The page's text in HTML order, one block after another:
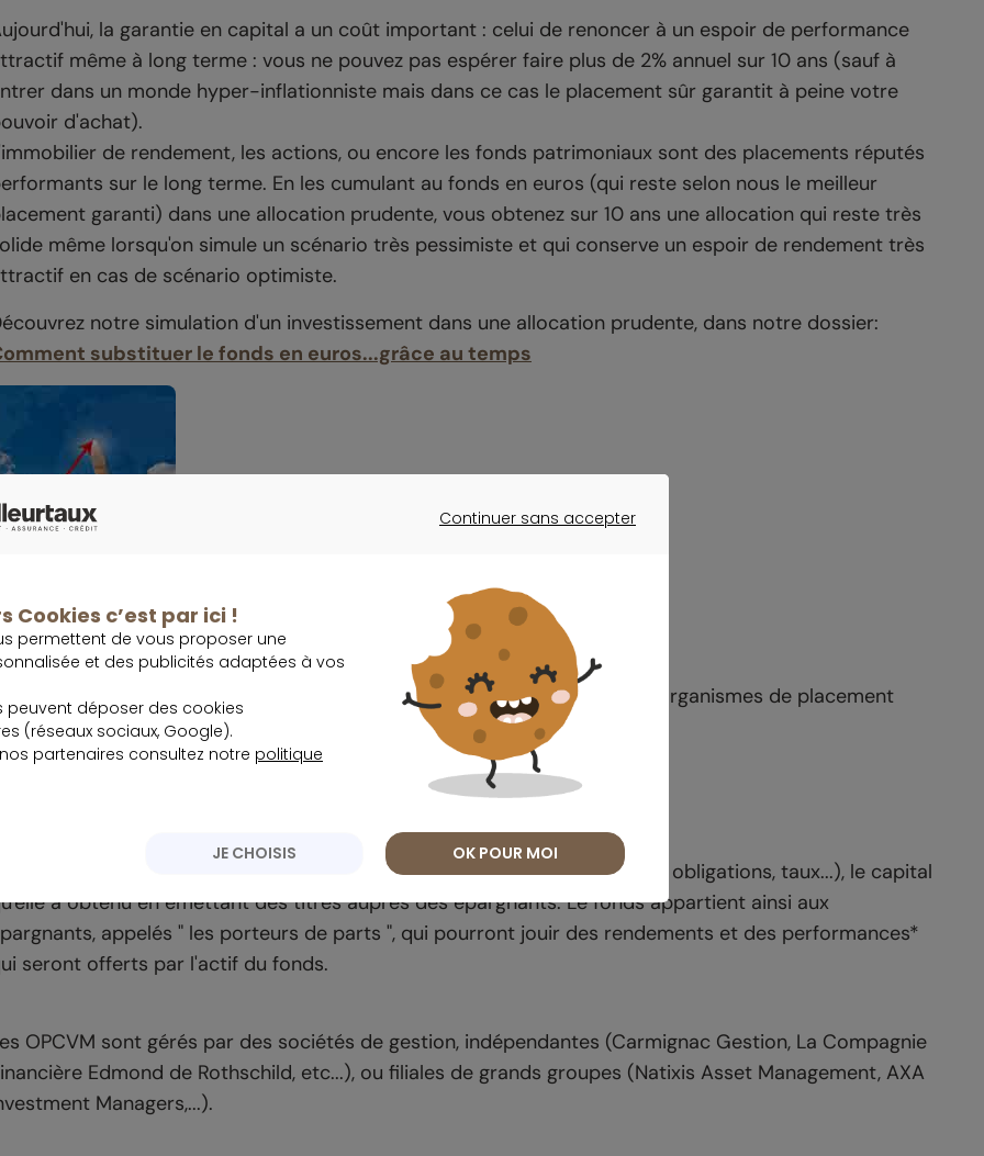
la garantie en capital a un coût important : celui de renoncer à un espoir de performance
même à long terme : vous ne pouvez pas espérer faire plus de 2% annuel sur 10 ans (sauf à
dans un monde hyper-inflationniste mais dans ce cas le placement sûr garantit à peine votre
d'achat).
de rendement, les actions, ou encore les fonds patrimoniaux sont des placements réputés
sur le long terme. En les cumulant au fonds en euros (qui reste selon nous le meilleur
garanti) dans une allocation prudente, vous obtenez sur 10 ans une allocation qui reste très
même lorsqu'on simule un scénario très pessimiste et qui conserve un espoir de rendement très
en cas de scénario optimiste.
notre simulation d'un investissement dans une allocation prudente, dans notre dossier:
substituer le fonds en euros...grâce au temps
- Qu'est ce qu'un " OPCVM Diversifié " ?
Les OPCVM, plus généralement appelés fonds d'investissement, sont des organismes de placement
de valeurs mobilières.
Il s'agit d'une entité qui va investir sur des produits de placement (actions, obligations, taux...), le capital
a obtenu en émettant des titres auprès des épargnants. Le fonds appartient ainsi aux
appelés " les porteurs de parts ", qui pourront jouir des rendements et des performances*
seront offerts par l'actif du fonds.
OPCVM sont gérés par des sociétés de gestion, indépendantes (Carmignac Gestion, La Compagnie
Edmond de Rothschild, etc...), ou filiales de grands groupes (Natixis Asset Management, AXA
Managers,...).
Continuer sans accepter
Cookies c’est par ici !
permettent de vous proposer une
et des publicités adaptées à vos
peuvent déposer des cookies
(réseaux sociaux, Google).
partenaires consultez notre politique
JE CHOISIS OK POUR MOI